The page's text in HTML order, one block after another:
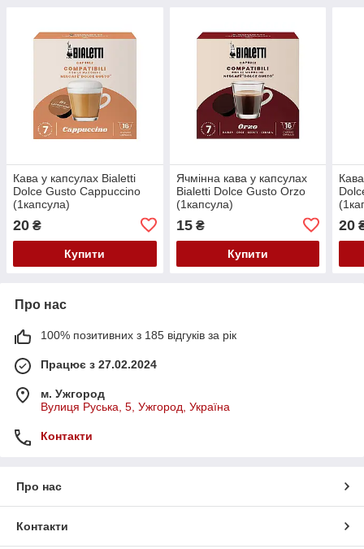
Кава у капсулах Bialetti
Dolce Gusto Cappuccino
(1капсула)
20 ₴
Купити
Ячмінна кава у капсулах
Bialetti Dolce Gusto Orzo
(1капсула)
15₴
Купити
20
Про нас
100% позитивних з 185 відгуків за рік
Працює з 27.02.2024
м. Ужгород
Вулиця Руська, 5, Ужгород, Україна
Контакти
Про нас
Контакти